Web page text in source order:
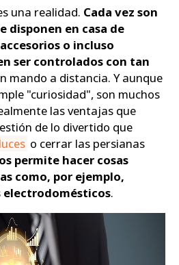
una realidad. Cada vez son
disponen en casa de
o incluso
ser controlados con tan
mando a distancia. Y aunque
"curiosidad", son muchos
las ventajas que
de lo divertido que
luces o cerrar las persianas
permite hacer cosas
como, por ejemplo,
electrodomésticos.